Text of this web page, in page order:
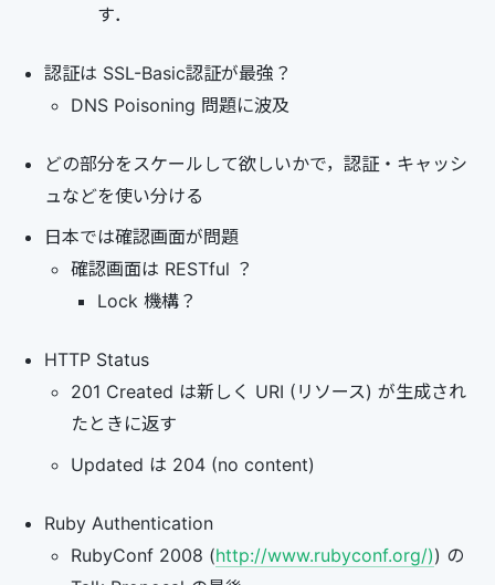
す．
認証は SSL-Basic認証が最強？
DNS Poisoning 問題に波及
どの部分をスケールして欲しいかで，認証・キャッシ
ュなどを使い分ける
日本では確認画面が問題
確認画面は RESTful ？
Lock 機構？
HTTP Status
201 Created は新しく URI (リソース) が生成され
たときに返す
Updated は 204 (no content)
Ruby Authentication
RubyConf 2008 (http://www.rubyconf.org/)) の